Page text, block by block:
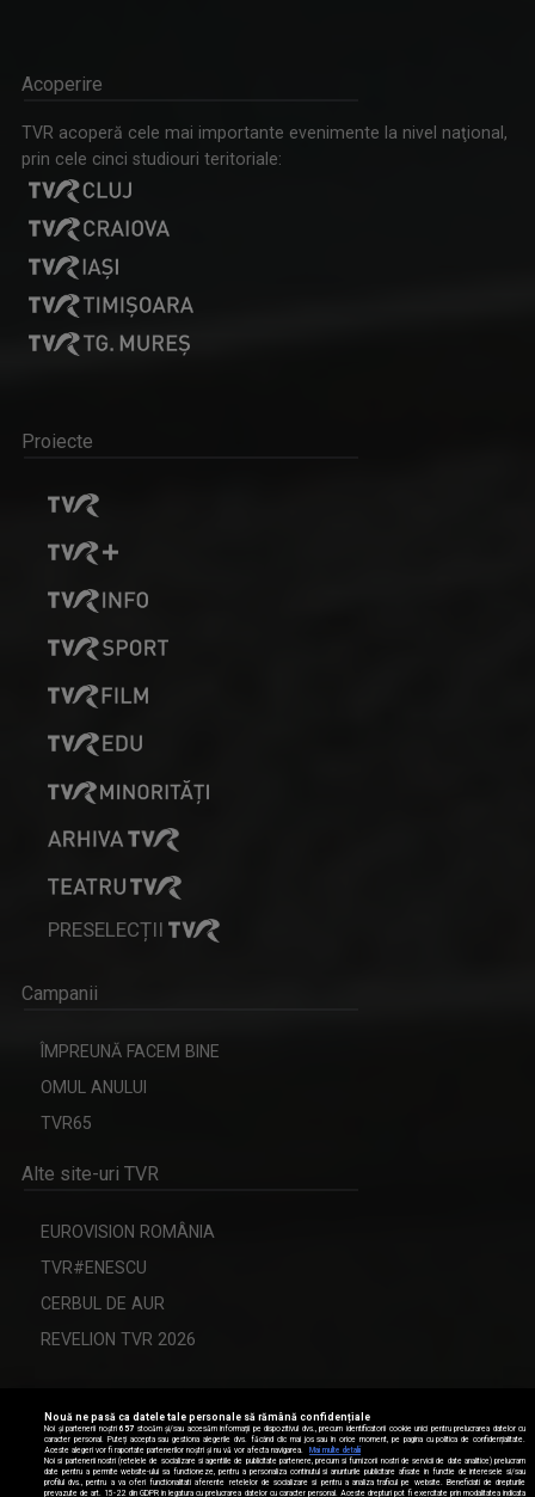
Acoperire
TVR acoperă cele mai importante evenimente la nivel naţional,
prin cele cinci studiouri teritoriale:
Proiecte
PRESELECȚII
Campanii
ÎMPREUNĂ FACEM BINE
OMUL ANULUI
TVR65
Alte site-uri TVR
EUROVISION ROMÂNIA
TVR#ENESCU
CERBUL DE AUR
REVELION TVR 2026
Modifică setările de confidențialitate
Date de contact
Nouă ne pasă ca datele tale personale să rămână confidențiale
Noi și partenerii noștri657 stocăm și/sau accesăm informații pe dispozitivul dvs., precum identificatorii cookie unici pentru prelucrarea datelor cu
caracter personal. Puteți accepta sau gestiona alegerile dvs. făcând clic mai jos sau în orice moment, pe pagina cu politica de confidențialitate.
Aceste alegeri vor fi raportate partenerilor noștri și nu vă vor afecta navigarea.
Mai multe detalii
Noi si partenerii nostri (retelele de socializare si agentiile de publicitate partenere, precum si furnizorii nostri de servicii de date analitice) prelucram
date pentru a permite website-ului sa functioneze, pentru a personaliza continutul si anunturile publicitare afisate in functie de interesele si/sau
profilul dvs., pentru a va oferi functionalitati aferente retelelor de socializare si pentru a analiza traficul pe website. Beneficiati de drepturile
prevazute de art. 15-22 din GDPR in legatura cu prelucrarea datelor cu caracter personal. Aceste drepturi pot fi exercitate prin modalitatea indicata